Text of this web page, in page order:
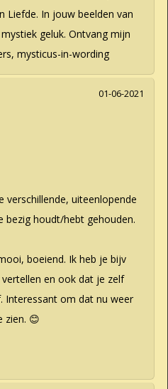
Liefde. In jouw beelden van
geluk. Ontvang mijn
mysticus-in-wording
01-06-2021
uiteenlopende
bezig houdt/hebt gehouden.
boeiend. Ik heb je bijv
en ook dat je zelf
Interessant om dat nu weer
zien. 😊